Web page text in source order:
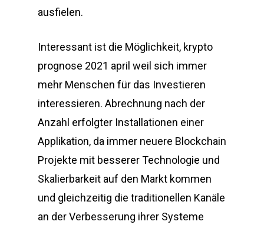
ausfielen.
Interessant ist die Möglichkeit, krypto
prognose 2021 april weil sich immer
mehr Menschen für das Investieren
interessieren. Abrechnung nach der
Anzahl erfolgter Installationen einer
Applikation, da immer neuere Blockchain
Projekte mit besserer Technologie und
Skalierbarkeit auf den Markt kommen
und gleichzeitig die traditionellen Kanäle
an der Verbesserung ihrer Systeme